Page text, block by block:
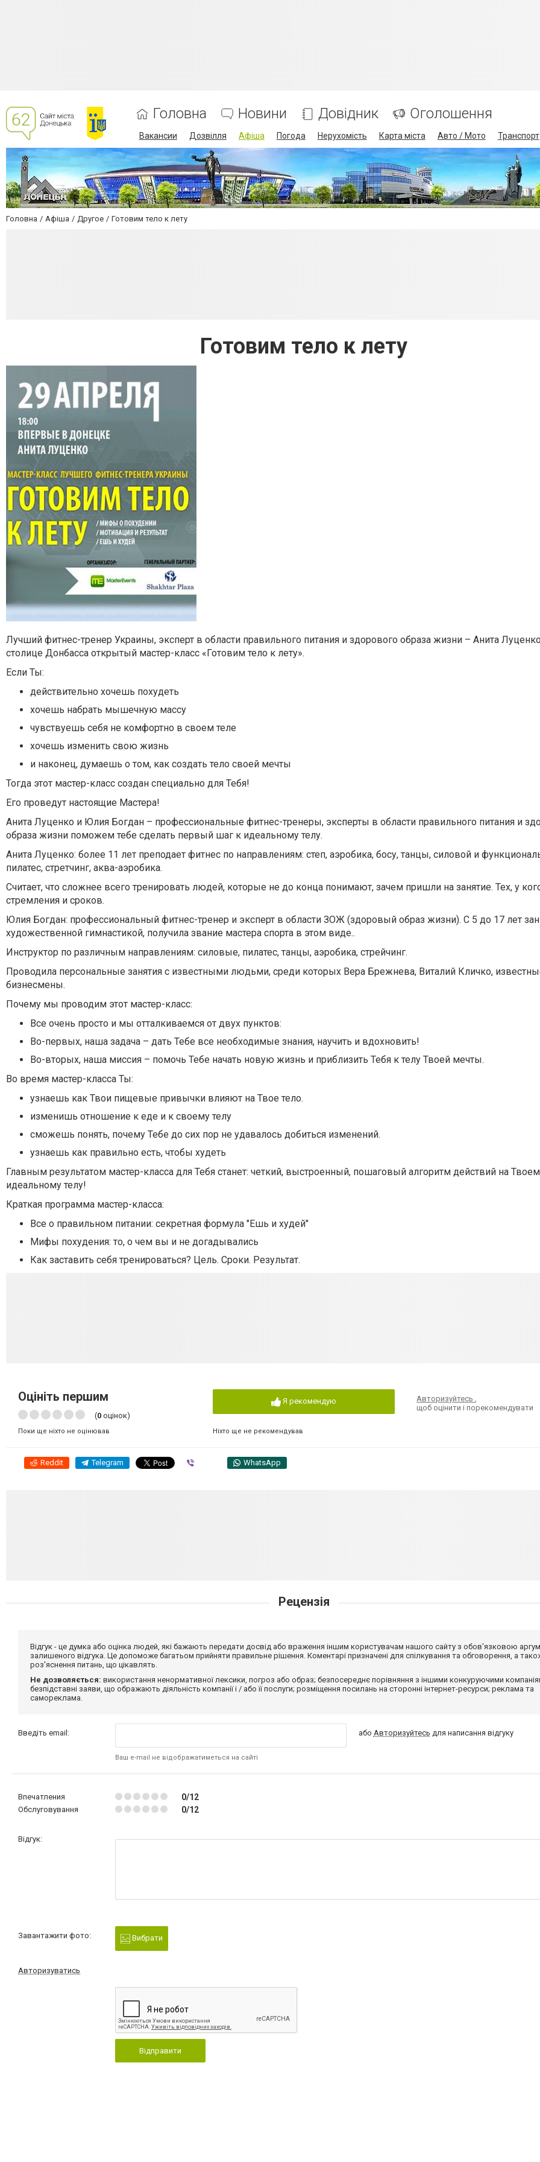
Головна Новини Довідник Оголошення
Вакансии Дозвілля Афіша Погода Нерухомість Карта міста Авто / Мото Транспорт
Головна Афіша Другое Готовим тело к лету
Готовим тело к лету
Лучший фитнес-тренер Украины, эксперт в области правильного питания и здорового образа жизни – Анита
столице Донбасса открытый мастер-класс «Готовим тело к лету».
Если Ты:
действительно хочешь похудеть
хочешь набрать мышечную массу
чувствуешь себя не комфортно в своем теле
хочешь изменить свою жизнь
и наконец, думаешь о том, как создать тело своей мечты
Тогда этот мастер-класс создан специально для Тебя!
Его проведут настоящие Мастера!
Анита Луценко и Юлия Богдан – профессиональные фитнес-тренеры, эксперты в области правильного питания и
образа жизни поможем тебе сделать первый шаг к идеальному телу.
Анита Луценко: более 11 лет преподает фитнес по направлениям: степ, аэробика, босу, танцы, силовой и
пилатес, стретчинг, аква-аэробика.
Считает, что сложнее всего тренировать людей, которые не до конца понимают, зачем пришли на занятие. Тех, у
стремления и сроков.
Юлия Богдан: профессиональный фитнес-тренер и эксперт в области ЗОЖ (здоровый образ жизни). С 5 до 17 лет
художественной гимнастикой, получила звание мастера спорта в этом виде..
Инструктор по различным направлениям: силовые, пилатес, танцы, аэробика, стрейчинг.
Проводила персональные занятия с известными людьми, среди которых Вера Брежнева, Виталий Кличко,
бизнесмены.
Почему мы проводим этот мастер-класс:
Все очень просто и мы отталкиваемся от двух пунктов:
Во-первых, наша задача – дать Тебе все необходимые знания, научить и вдохновить!
Во-вторых, наша миссия – помочь Тебе начать новую жизнь и приблизить Тебя к телу Твоей мечты.
Во время мастер-класса Ты:
узнаешь как Твои пищевые привычки влияют на Твое тело.
изменишь отношение к еде и к своему телу
сможешь понять, почему Тебе до сих пор не удавалось добиться изменений.
узнаешь как правильно есть, чтобы худеть
Главным результатом мастер-класса для Тебя станет: четкий, выстроенный, пошаговый алгоритм действий на
идеальному телу!
Краткая программа мастер-класса:
Все о правильном питании: секретная формула "Ешь и худей"
Мифы похудения: то, о чем вы и не догадывались
Как заставить себя тренироваться? Цель. Сроки. Результат.
Оцініть першим
(0 оцінок)
Поки ще ніхто не оцінював
Я рекомендую
Ніхто ще не рекомендував
Авторизуйтесь,
щоб оцінити і порекомендувати
Reddit Telegram WhatsApp
Рецензія
Відгук - це думка або оцінка людей, які бажають передати досвід або враження іншим користувачам нашого сайту з обов'язковою
залишеного відгука. Це допоможе багатьом прийняти правильне рішення. Коментарі призначені для спілкування та обговорення, а
роз'яснення питань, що цікавлять.
Не дозволяється: використання ненормативної лексики, погроз або образ; безпосереднє порівняння з іншими конкуруючими
безпідставні заяви, що ображають діяльність компанії і / або її послуги; розміщення посилань на сторонні інтернет-ресурси; реклама та
самореклама.
Введіть email:
Ваш e-mail не відображатиметься на сайті
або Авторизуйтесь для написання відгуку
Впечатления 0/12
Обслуговування 0/12
Відгук:
Завантажити фото: Вибрати
Авторизуватись
Відправити